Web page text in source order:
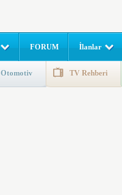
FORUM İlanlar
Otomotiv TV Rehberi